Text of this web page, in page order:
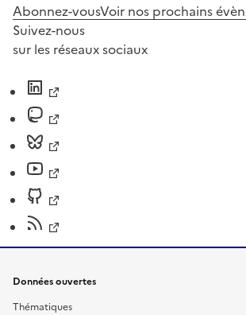
Abonnez-vousVoir nos prochains
Suivez-nous
sur les réseaux sociaux
Données ouvertes
Thématiques